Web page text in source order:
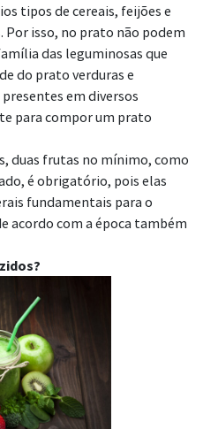
tipos de cereais, feijões e
Por isso, no prato não podem
das leguminosas que
do prato verduras e
em diversos
para compor um prato
duas frutas no mínimo, como
é obrigatório, pois elas
fundamentais para o
acordo com a época também